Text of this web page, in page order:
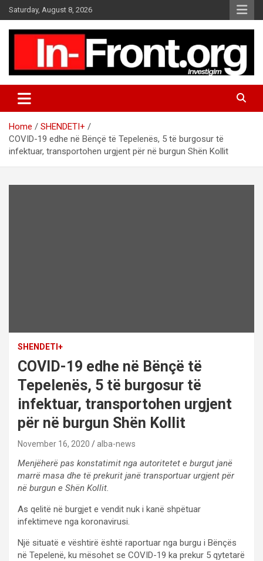
k
Saturday, August 8, 2026
Home
SHENDETI+
COVID-19 edhe në Bënçë të Tepelenës, 5 të burgosur të
infektuar, transportohen urgjent për në burgun Shën Kollit
SHENDETI+
COVID-19 edhe në Bënçë të
Tepelenës, 5 të burgosur të
infektuar, transportohen urgjent
për në burgun Shën Kollit
November 16, 2020 alba-news
Menjëherë pas konstatimit nga autoritetet e burgut janë
marrë masa dhe të prekurit janë transportuar urgjent për
në burgun e Shën Kollit.
As qelitë në burgjet e vendit nuk i kanë shpëtuar
infektimeve nga koronavirusi.
Një situatë e vështirë është raportuar nga burgu i Bënçës
në Tepelenë, ku mësohet se COVID-19 ka prekur 5 qytetarë